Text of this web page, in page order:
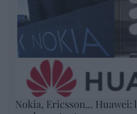
Nokia, Ericsson...